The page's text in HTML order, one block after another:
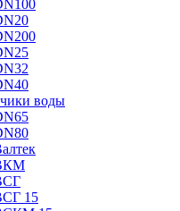
воды
15